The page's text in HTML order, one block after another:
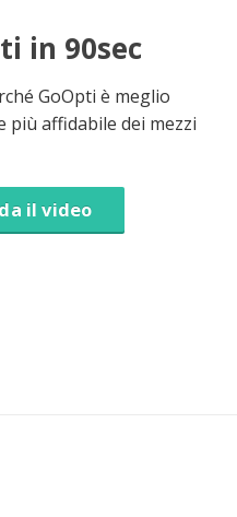
in 90sec
GoOpti è meglio
più affidabile dei mezzi
il video